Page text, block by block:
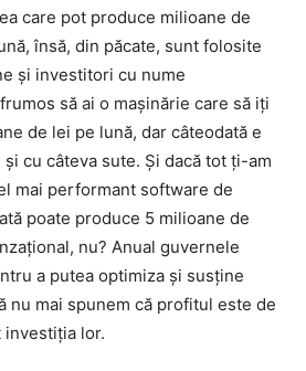
care pot produce milioane de
însă, din păcate, sunt folosite
și investitori cu nume
să ai o mașinărie care să iți
de lei pe lună, dar câteodată e
cu câteva sute. Și dacă tot ți-am
mai performant software de
poate produce 5 milioane de
nu? Anual guvernele
a putea optimiza și susține
nu mai spunem că profitul este de
investiția lor.